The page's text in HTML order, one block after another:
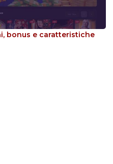
bonus e caratteristiche